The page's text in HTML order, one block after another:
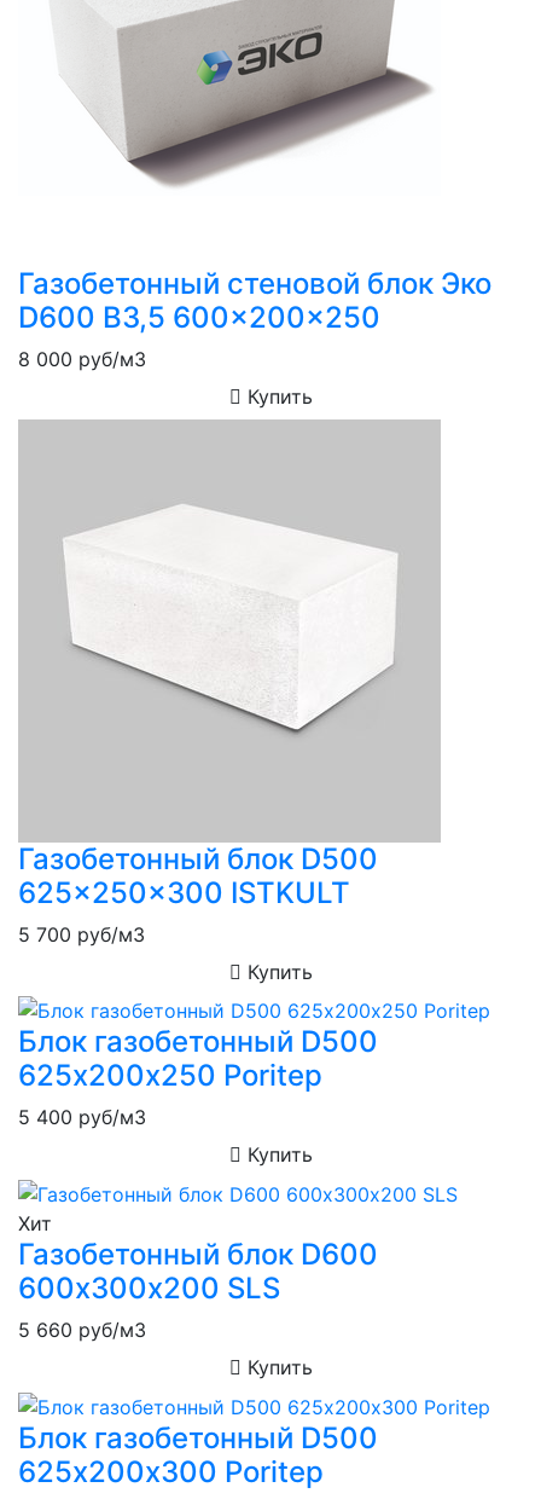
Газобетонный стеновой блок Эко
D600 B3,5 600x200x250
8 000 руб/м3
Купить
Газобетонный блок D500
625x250x300 ISTKULT
5 700 руб/м3
Купить
Блок газобетонный D500
625х200х250 Poritep
5 400 руб/м3
Купить
Хит
Газобетонный блок D600
600х300х200 SLS
5 660 руб/м3
Купить
Блок газобетонный D500
625х200х300 Poritep